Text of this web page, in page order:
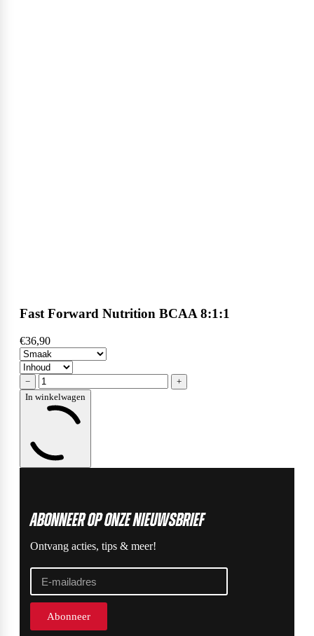
Fast Forward Nutrition BCAA 8:1:1
€36,90
−
+
In winkelwagen
ABonneer op onze nieuwsbrief
Ontvang acties, tips & meer!
Abonneer